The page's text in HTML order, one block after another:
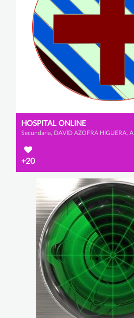
HOSPITAL ONLINE
+20